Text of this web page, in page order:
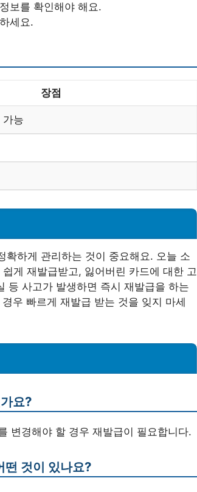
보를 확인해야 해요.
세요.
장점
가능
확하게 관리하는 것이 중요해요. 오늘 소
쉽게 재발급받고, 잃어버린 카드에 대한 고
등 사고가 발생하면 즉시 재발급을 하는
우 빠르게 재발급 받는 것을 잊지 마세
요?
변경해야 할 경우 재발급이 필요합니다.
떤 것이 있나요?